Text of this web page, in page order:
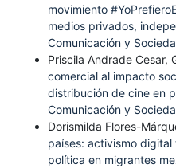
movimiento
medios privados,
Comunicación y
Priscila Andrade Cesar,
comercial al impacto
distribución de cine en
Comunicación y
Dorismilda Flores-
países: activismo
política en migrantes